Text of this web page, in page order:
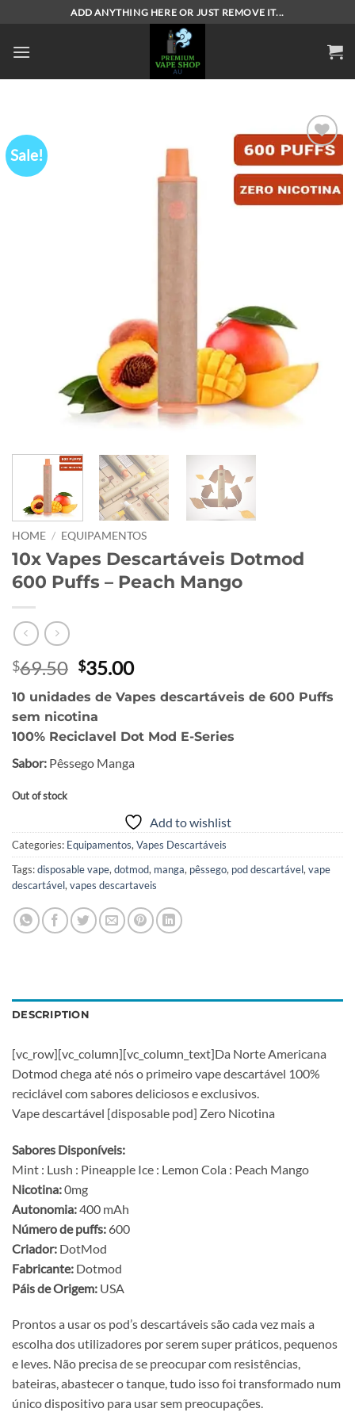
content
ADD ANYTHING HERE OR JUST REMOVE IT...
Sale!
Add to
wishlist
HOME / EQUIPAMENTOS
10x Vapes Descartáveis Dotmod
600 Puffs – Peach Mango
$69.50 Original
price
was:
$69.50.
$35.00Current
price
is:
10 unidades de Vapes descartáveis de 600 Puffs
sem nicotina
100% Reciclavel Dot Mod E-Series
Sabor: Pêssego Manga
Out of stock
Add to wishlist
Categories: Equipamentos, Vapes Descartáveis
Tags:disposable vape, dotmod, manga, pêssego, pod descartável, vape
descartável, vapes descartaveis
DESCRIPTION
[vc_row][vc_column][vc_column_text]Da Norte Americana
Dotmod chega até nós o primeiro vape descartável 100%
reciclável com sabores deliciosos e exclusivos.
Vape descartável [disposable pod] Zero Nicotina
Sabores Disponíveis:
Mint : Lush : Pineapple Ice : Lemon Cola : Peach Mango
Nicotina:0mg
Autonomia:400 mAh
Número de puffs: 600
Criador: DotMod
Fabricante: Dotmod
Páis de Origem: USA
Prontos a usar os pod’s descartáveis são cada vez mais a
escolha dos utilizadores por serem super práticos, pequenos
e leves. Não precisa de se preocupar com resistências,
bateiras, abastecer o tanque, tudo isso foi transformado num
único dispositivo para usar sem preocupações.